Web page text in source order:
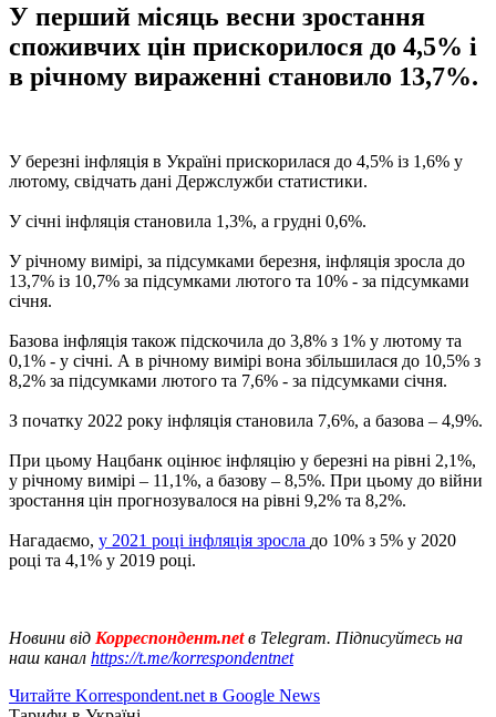
У перший місяць весни зростання
споживчих цін прискорилося до 4,5% і
в річному вираженні становило 13,7%.
У березні інфляція в Україні прискорилася до 4,5% із 1,6% у
лютому, свідчать дані Держслужби статистики.
У січні інфляція становила 1,3%, а грудні 0,6%.
У річному вимірі, за підсумками березня, інфляція зросла до
13,7% із 10,7% за підсумками лютого та 10% - за підсумками
січня.
Базова інфляція також підскочила до 3,8% з 1% у лютому та
0,1% - у січні. А в річному вимірі вона збільшилася до 10,5% з
8,2% за підсумками лютого та 7,6% - за підсумками січня.
З початку 2022 року інфляція становила 7,6%, а базова – 4,9%.
При цьому Нацбанк оцінює інфляцію у березні на рівні 2,1%,
у річному вимірі – 11,1%, а базову – 8,5%. При цьому до війни
зростання цін прогнозувалося на рівні 9,2% та 8,2%.
Нагадаємо, у 2021 році інфляція зросла до 10% з 5% у 2020
році та 4,1% у 2019 році.
Новини від Корреспондент.netв Telegram. Підписуйтесь на
наш канал https://t.me/korrespondentnet
Читайте Korrespondent.net в Google News